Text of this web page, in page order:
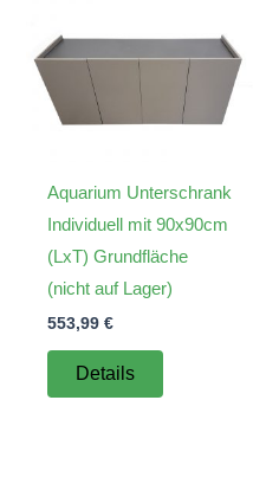
Aquarium Unterschrank
Individuell mit 90x90cm
(LxT) Grundfläche
(nicht auf Lager)
553,99 €
Details